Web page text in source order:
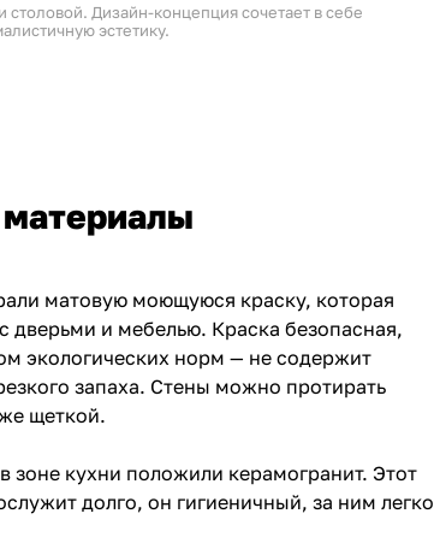
Дизайн-концепция сочетает в себе
эстетику.
матовую моющуюся краску, которая
дверьми и мебелью. Краска безопасная,
экологических норм — не содержит
запаха. Стены можно протирать
щеткой.
зоне кухни положили керамогранит. Этот
долго, он гигиеничный, за ним легко